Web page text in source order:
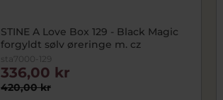
STINE A Love Box 129 - Black Magic
forgyldt sølv øreringe m. cz
sta7000-129
420,00 kr
336,00 kr